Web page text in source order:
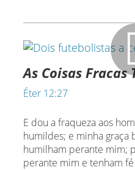
As Coisas Fracas
Éter 12:27
E dou a fraqueza aos
humildes; e minha graça
humilham perante mim;
perante mim e tenham